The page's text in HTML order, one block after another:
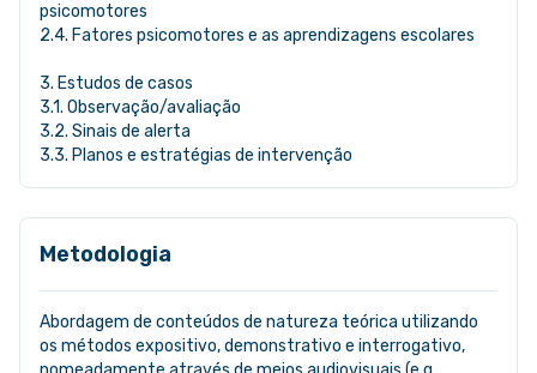
psicomotores
2.4. Fatores psicomotores e as aprendizagens escolares
3. Estudos de casos
3.1. Observação/avaliação
3.2. Sinais de alerta
3.3. Planos e estratégias de intervenção
Metodologia
Abordagem de conteúdos de natureza teórica utilizando
os métodos expositivo, demonstrativo e interrogativo,